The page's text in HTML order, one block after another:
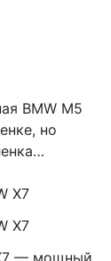
BMW M5
но
X7
X7
— мощный